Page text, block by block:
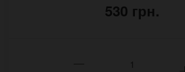
530 грн.